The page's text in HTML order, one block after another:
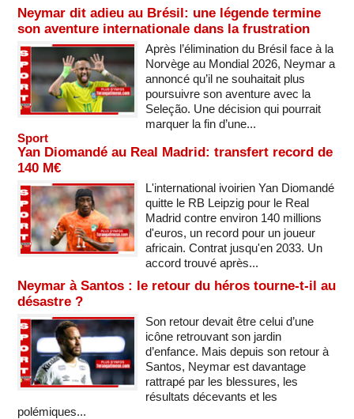
Neymar dit adieu au Brésil: une légende termine
son aventure internationale dans la frustration
Après l’élimination du Brésil face à la
Norvège au Mondial 2026, Neymar a
annoncé qu’il ne souhaitait plus
poursuivre son aventure avec la
Seleção. Une décision qui pourrait
marquer la fin d’une...
Sport
Yan Diomandé au Real Madrid: transfert record de
140 M€
L'international ivoirien Yan Diomandé
quitte le RB Leipzig pour le Real
Madrid contre environ 140 millions
d'euros, un record pour un joueur
africain. Contrat jusqu'en 2033. Un
accord trouvé après...
Neymar à Santos : le retour du héros tourne-t-il au
désastre ?
Son retour devait être celui d’une
icône retrouvant son jardin
d’enfance. Mais depuis son retour à
Santos, Neymar est davantage
rattrapé par les blessures, les
résultats décevants et les
polémiques...